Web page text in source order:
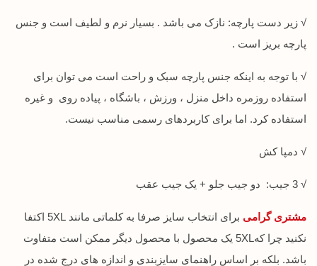
√ زیر دست پارچه: نازک می باشد . بسیار نرم و لطیف است و جنس
پارچه بریز است .
√ با توجه به اینکه جنس پارچه سبک و راحت است می توان برای
استفاده روزمره داخل منزل ، ورزش ، باشگاه ، پیاده روی و غیره
استفاده کرد. اما برای کاربردهای رسمی مناسب نیست.
√ دمپا کش
√ 3 جیب: دو جیب جلو + یک جیب عقب
مشتری گرامی
برای انتخاب سایز صرفا به کلماتی مانند 5XL اکتفا
نکنید چرا که5XL یک محصول با محصول دیگر ممکن است متفاوت
باشد. بلکه بر اساس راهنمای سایزبندی و اندازه های درج شده در